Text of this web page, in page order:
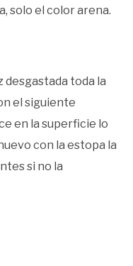
solo el color arena.
desgastada toda la
el siguiente
en la superficie lo
con la estopa la
si no la